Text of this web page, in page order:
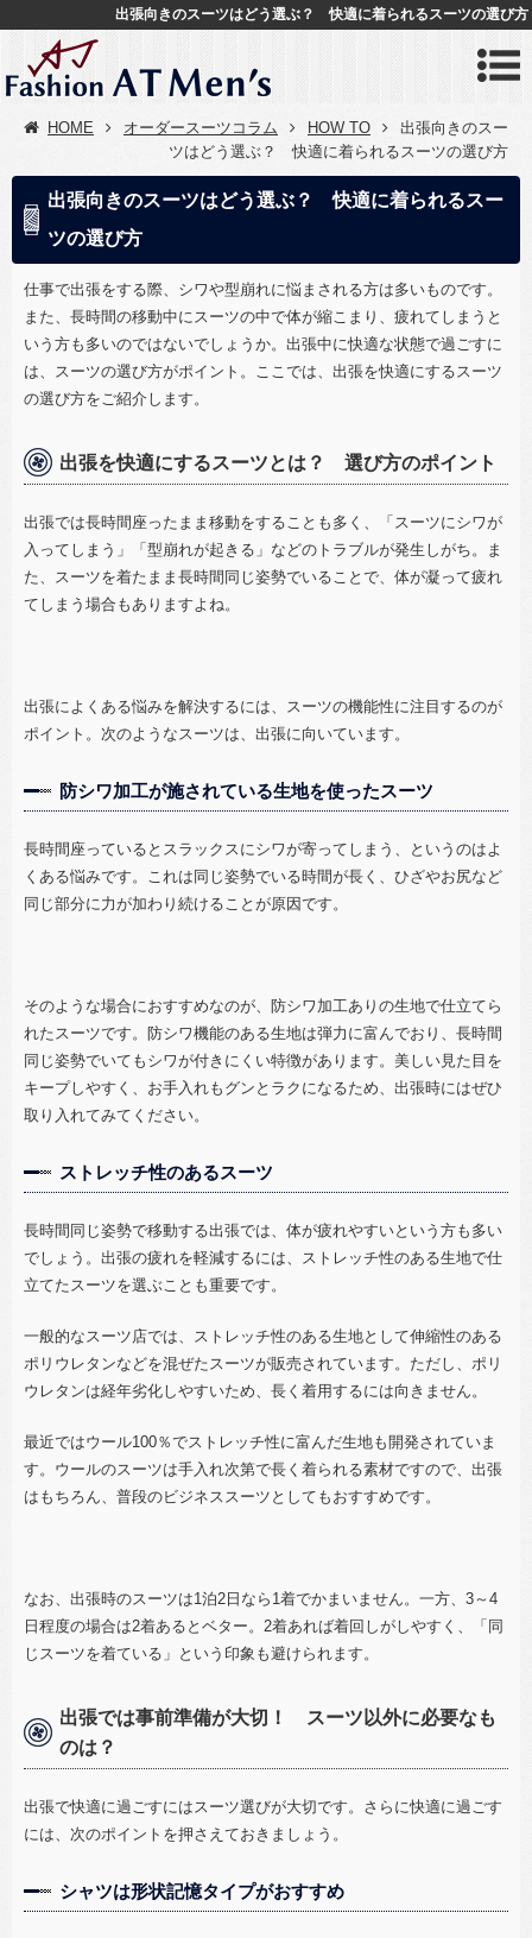
出張向きのスーツはどう選ぶ？ 快適に着られるスーツの選び方
HOME オーダースーツコラム HOW TO
出張向きのスー
ツはどう選ぶ？ 快適に着られるスーツの選び方
出張向きのスーツはどう選ぶ？ 快適に着られるスー
ツの選び方
仕事で出張をする際、シワや型崩れに悩まされる方は多いものです。
また、長時間の移動中にスーツの中で体が縮こまり、疲れてしまうと
いう方も多いのではないでしょうか。出張中に快適な状態で過ごすに
は、スーツの選び方がポイント。ここでは、出張を快適にするスーツ
の選び方をご紹介します。
出張を快適にするスーツとは？ 選び方のポイント
出張では長時間座ったまま移動をすることも多く、「スーツにシワが
入ってしまう」「型崩れが起きる」などのトラブルが発生しがち。ま
た、スーツを着たまま長時間同じ姿勢でいることで、体が凝って疲れ
てしまう場合もありますよね。
出張によくある悩みを解決するには、スーツの機能性に注目するのが
ポイント。次のようなスーツは、出張に向いています。
防シワ加工が施されている生地を使ったスーツ
長時間座っているとスラックスにシワが寄ってしまう、というのはよ
くある悩みです。これは同じ姿勢でいる時間が長く、ひざやお尻など
同じ部分に力が加わり続けることが原因です。
そのような場合におすすめなのが、防シワ加工ありの生地で仕立てら
れたスーツです。防シワ機能のある生地は弾力に富んでおり、長時間
同じ姿勢でいてもシワが付きにくい特徴があります。美しい見た目を
キープしやすく、お手入れもグンとラクになるため、出張時にはぜひ
取り入れてみてください。
ストレッチ性のあるスーツ
長時間同じ姿勢で移動する出張では、体が疲れやすいという方も多い
でしょう。出張の疲れを軽減するには、ストレッチ性のある生地で仕
立てたスーツを選ぶことも重要です。
一般的なスーツ店では、ストレッチ性のある生地として伸縮性のある
ポリウレタンなどを混ぜたスーツが販売されています。ただし、ポリ
ウレタンは経年劣化しやすいため、長く着用するには向きません。
最近ではウール100％でストレッチ性に富んだ生地も開発されていま
す。ウールのスーツは手入れ次第で長く着られる素材ですので、出張
はもちろん、普段のビジネススーツとしてもおすすめです。
なお、出張時のスーツは1 泊2 日なら 1 着でかまいません。一方、 3～ 4
日程度の場合は2着あるとベター。 2着あれば着回しがしやすく、「同
じスーツを着ている」という印象も避けられます。
出張では事前準備が大切！ スーツ以外に必要なも
のは？
出張で快適に過ごすにはスーツ選びが大切です。さらに快適に過ごす
には、次のポイントを押さえておきましょう。
シャツは形状記憶タイプがおすすめ